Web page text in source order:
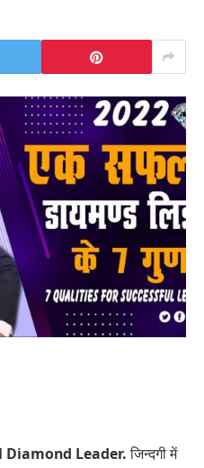
Diamond Leader.जिन्दगी में